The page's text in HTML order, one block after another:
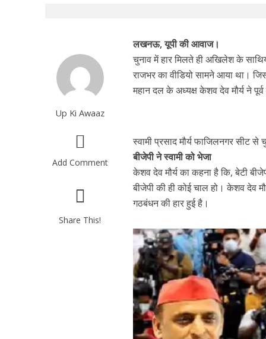
Up Ki Awaaz
Add Comment
Share This!
लखनऊ, यूपी की आवाज।
चुनाव में हार मिलते ही अखिलेश के
राजभर का वीडियो सामने आया था।
महान दल के अध्यक्ष केशव देव मौर्य ने
स्वामी प्रसाद मौर्य फाजिलनगर सीट से
बीजेपी ने स्वामी को भेजा
केशव देव मौर्य का कहना है कि, बेटी
बीजेपी की ही कोई चाल हो। केशव देव
गठबंधन की हार हुई है।